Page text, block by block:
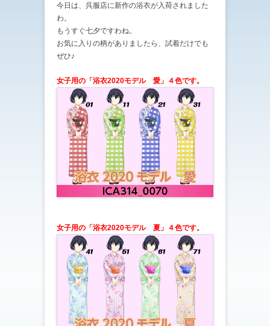
今日は、呉服店に新作の浴衣が入荷されました
わ。
もうすぐ七夕ですわね。
お気に入りの柄がありましたら、試着だけでも
ぜひ♪
女子用の「浴衣2020モデル 愛 」４色です。
女子用の「浴衣2020モデル 夏 」４色です。